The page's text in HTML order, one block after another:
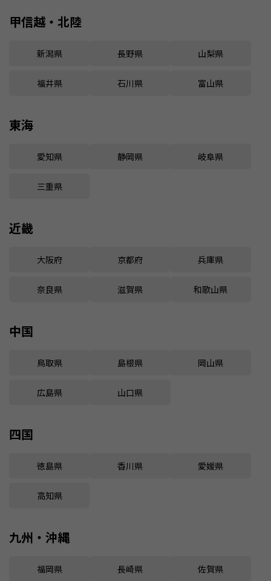
甲信越・北陸
新潟県 長野県 山梨県
福井県 石川県 富山県
東海
愛知県 静岡県 岐阜県
三重県
近畿
大阪府 京都府 兵庫県
奈良県 滋賀県 和歌山県
中国
鳥取県 島根県 岡山県
広島県 山口県
四国
徳島県 香川県 愛媛県
高知県
九州・沖縄
福岡県 長崎県 佐賀県